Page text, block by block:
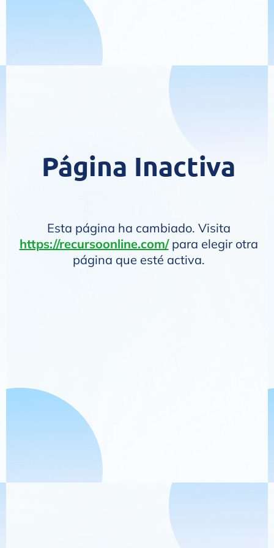
Página Inactiva
Esta página ha cambiado. Visita
https://recursoonline.com/ para elegir otra
página que esté activa.